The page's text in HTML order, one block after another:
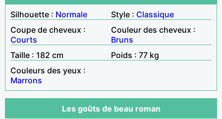
Silhouette : Normale Style : Classique
Coupe de cheveux :
Courts
Couleur des cheveux :
Bruns
Taille : 182 cm
Poids : 77 kg
Couleurs des yeux :
Marrons
Les goûts de beau roman